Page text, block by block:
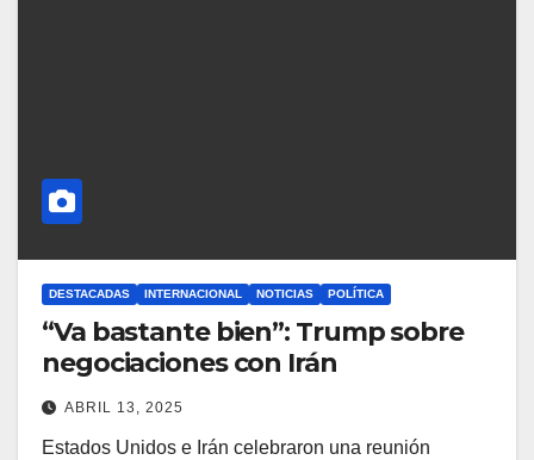
DESTACADAS INTERNACIONAL NOTICIAS POLÍTICA
“Va bastante bien”: Trump sobre
negociaciones con Irán
ABRIL 13, 2025
Estados Unidos e Irán celebraron una reunión